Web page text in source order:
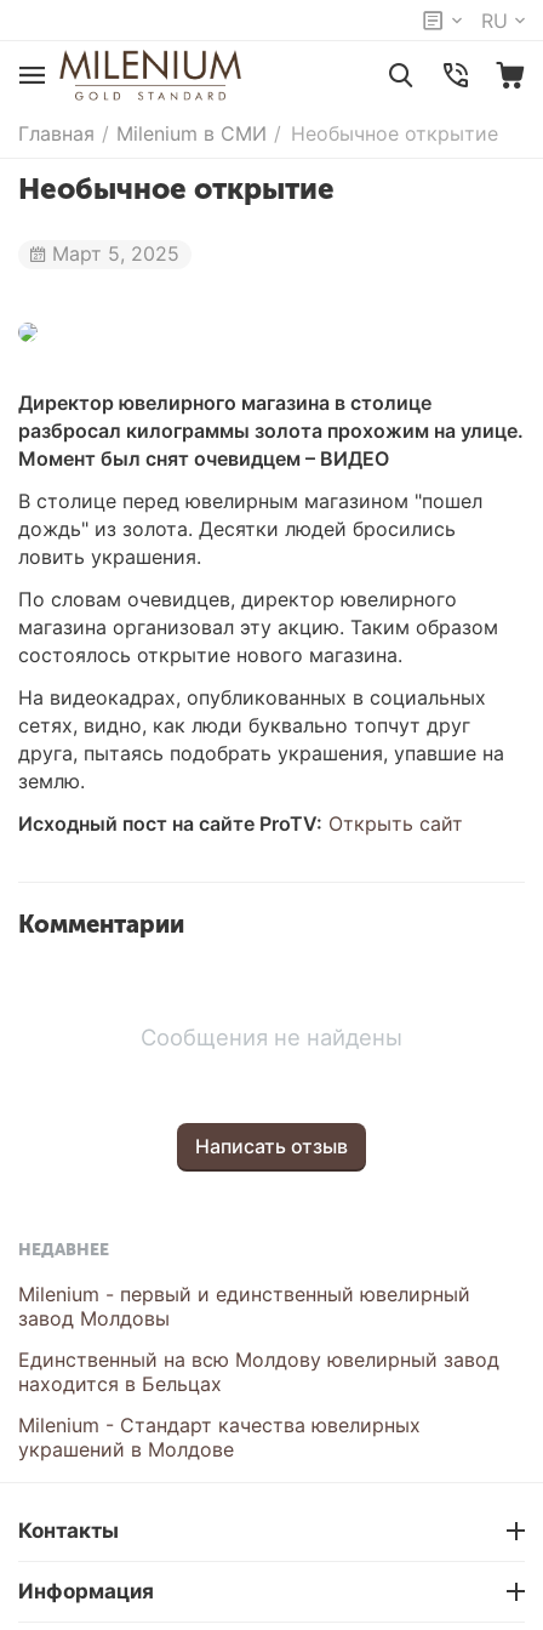
RU
Главная / Milenium в СМИ / Необычное открытие
Необычное открытие
Март 5, 2025
Директор ювелирного магазина в столице
разбросал килограммы золота прохожим на улице.
Момент был снят очевидцем – ВИДЕО
В столице перед ювелирным магазином "пошел
дождь" из золота. Десятки людей бросились
ловить украшения.
По словам очевидцев, директор ювелирного
магазина организовал эту акцию. Таким образом
состоялось открытие нового магазина.
На видеокадрах, опубликованных в социальных
сетях, видно, как люди буквально топчут друг
друга, пытаясь подобрать украшения, упавшие на
землю.
Исходный пост на сайте ProTV: Открыть сайт
Комментарии
Сообщения не найдены
Написать отзыв
НЕДАВНЕЕ
Milenium - первый и единственный ювелирный
завод Молдовы
Единственный на всю Молдову ювелирный завод
находится в Бельцах
Milenium - Cтандарт качества ювелирных
украшений в Молдове
Контакты
Информация